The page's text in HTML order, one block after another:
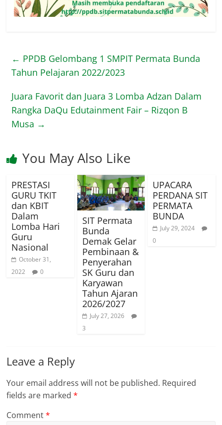
← PPDB Gelombang 1 SMPIT Permata Bunda
Tahun Pelajaran 2022/2023
Juara Favorit dan Juara 3 Lomba Adzan Dalam
Rangka DaQu Edutainment Fair – Rizqon B
Musa →
You May Also Like
PRESTASI
GURU TKIT
dan KBIT
Dalam
Lomba Hari
Guru
Nasional
October 31,
2022
0
SIT Permata
Bunda
Demak Gelar
Pembinaan &
Penyerahan
SK Guru dan
Karyawan
Tahun Ajaran
2026/2027
July 27, 2026
3
UPACARA
PERDANA SIT
PERMATA
BUNDA
July 29, 2024
0
Leave a Reply
Your email address will not be published. Required
fields are marked*
Comment*